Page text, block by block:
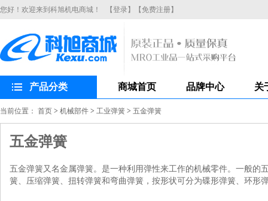
您好！欢迎来到科旭机电商城！ 【登录】 【免费注册】
产品分类 商城首页 品牌中心 关
当前位置： 首页 > 机械部件 > 工业弹簧 > 五金弹簧
五金弹簧
五金弹簧又名金属弹簧。是一种利用弹性来工作的机械零件。一般
簧、压缩弹簧、扭转弹簧和弯曲弹簧，按形状可分为碟形弹簧、环形